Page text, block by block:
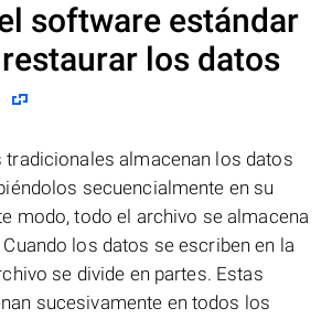
software estándar
los datos
almacenan los datos
secuencialmente en su
modo, todo el archivo se almacena
los datos se escriben en la
se divide en partes. Estas
sucesivamente en todos los